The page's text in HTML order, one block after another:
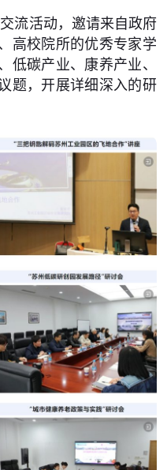
流活动，邀请来自政府
高校院所的优秀专家学
低碳产业、康养产业、
题，开展详细深入的研